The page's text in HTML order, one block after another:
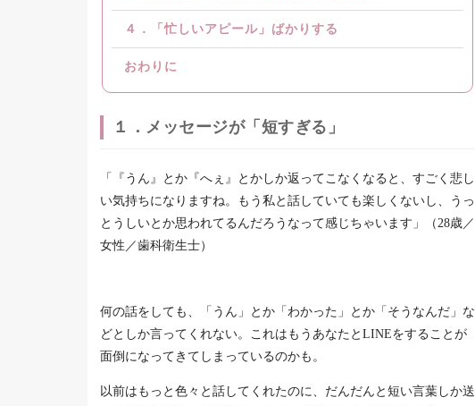
４．「忙しいアピール」ばかりする
おわりに
１．メッセージが「短すぎる」
「『うん』とか『へぇ』とかしか返ってこなくなると、すごく悲し
い気持ちになりますね。もう私と話していても楽しくないし、うっ
とうしいとか思われてるんだろうなって感じちゃいます」（28歳／
女性／歯科衛生士）
何の話をしても、「うん」とか「わかった」とか「そうなんだ」な
どとしか言ってくれない。これはもうあなたとLINEをすることが
面倒になってきてしまっているのかも。
以前はもっと色々と話してくれたのに、だんだんと短い言葉しか送